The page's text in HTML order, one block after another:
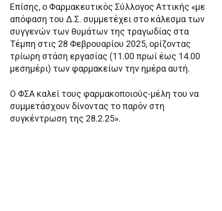
Επίσης, ο Φαρμακευτικός Σύλλογος Αττικής «με
απόφαση του Δ.Σ. συμμετέχει στο κάλεσμα των
συγγενών των θυμάτων της τραγωδίας στα
Τέμπη στις 28 Φεβρουαρίου 2025, ορίζοντας
τρίωρη στάση εργασίας (11.00 πρωί έως 14.00
μεσημέρι) των φαρμακείων την ημέρα αυτή.
Ο ΦΣΑ καλεί τους φαρμακοποιούς-μέλη του να
συμμετάσχουν δίνοντας το παρόν στη
συγκέντρωση της 28.2.25».